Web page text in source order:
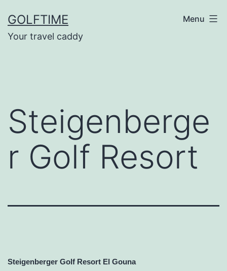
naar
de
GOLFTIME
Your travel caddy
Menu
Steigenberge
r Golf Resort
Steigenberger Golf Resort El Gouna